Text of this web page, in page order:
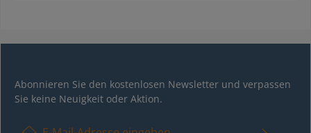
Abonnieren Sie den kostenlosen Newsletter und verpassen
Sie keine Neuigkeit oder Aktion.
E-Mail-Adresse*